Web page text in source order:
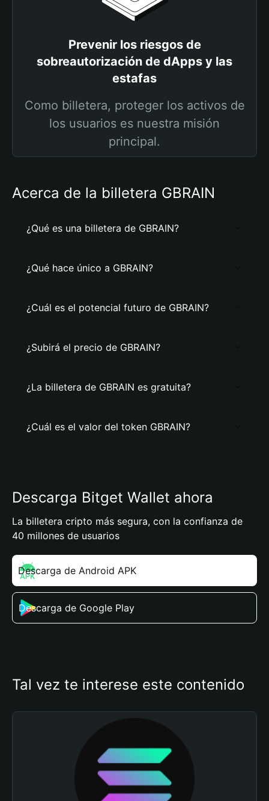
Prevenir los riesgos de
sobreautorización de dApps y las
estafas
Como billetera, proteger los activos de
los usuarios es nuestra misión
principal.
Acerca de la billetera GBRAIN
¿Qué es una billetera de GBRAIN?
¿Qué hace único a GBRAIN?
¿Cuál es el potencial futuro de GBRAIN?
¿Subirá el precio de GBRAIN?
¿La billetera de GBRAIN es gratuita?
¿Cuál es el valor del token GBRAIN?
Descarga Bitget Wallet ahora
La billetera cripto más segura, con la confianza de
40 millones de usuarios
Descarga de Android APK
Descarga de Google Play
Tal vez te interese este contenido